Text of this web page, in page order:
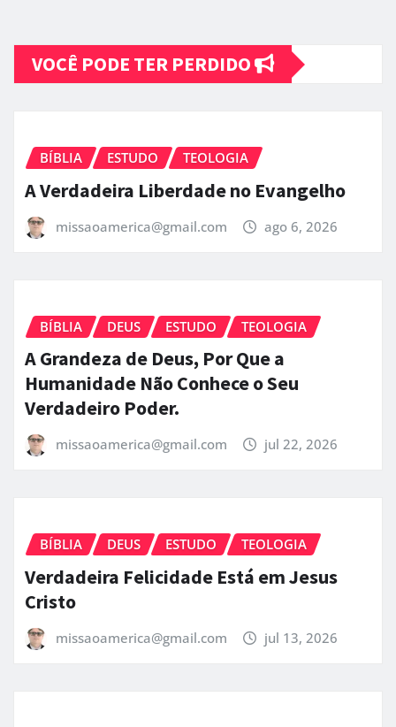
VOCÊ PODE TER PERDIDO
BÍBLIA ESTUDO TEOLOGIA
A Verdadeira Liberdade no Evangelho
missaoamerica@gmail.com ago 6, 2026
BÍBLIA DEUS ESTUDO TEOLOGIA
A Grandeza de Deus, Por Que a
Humanidade Não Conhece o Seu
Verdadeiro Poder.
missaoamerica@gmail.com jul 22, 2026
BÍBLIA DEUS ESTUDO TEOLOGIA
Verdadeira Felicidade Está em Jesus
Cristo
missaoamerica@gmail.com jul 13, 2026